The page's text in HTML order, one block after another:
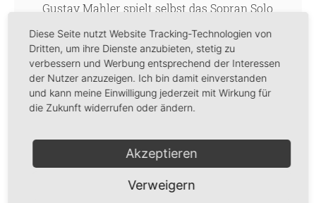
Gustav Mahler spielt selbst das Sopran Solo
aus seiner IV. Symphonie „Das himmlische
Leben“, zu hören auf einer sog. Notenrolle,
die auf einemWelte Mignon Steinway
Konzertpiano von 1924abgespielt wird.
faszinierenden Instruments erhalten Sie
wieder einmal am
21. November 2023 | 16 Uhr | Gustav Mahler
Diese Seite nutzt Website Tracking-Technologien von
Dritten, um ihre Dienste anzubieten, stetig zu
verbessern und Werbung entsprechend der Interessen
der Nutzer anzuzeigen. Ich bin damit einverstanden
und kann meine Einwilligung jederzeit mit Wirkung für
die Zukunft widerrufen oder ändern.
Akzeptieren
Verweigern